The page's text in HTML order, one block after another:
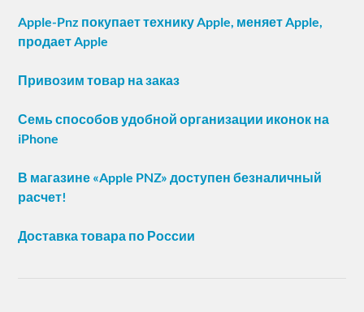
Apple-Pnz покупает технику Apple, меняет Apple,
продает Apple
Привозим товар на заказ
Семь способов удобной организации иконок на
iPhone
В магазине «Apple PNZ» доступен безналичный
расчет!
Доставка товара по России